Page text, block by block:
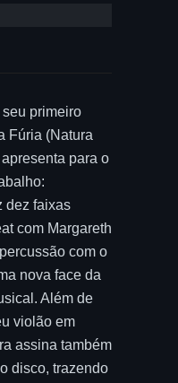
primeiro
Fúria (Natura
para o
dez faixas
com Margareth
com o
nova face da
Além de
violão em
assina também
disco, trazendo